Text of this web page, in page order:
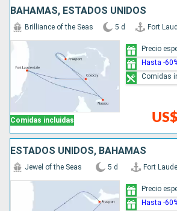
BAHAMAS, ESTADOS UNIDOS
Comidas incluidas
Brilliance of the Seas 5 d Fort
Precio
Hasta -
Comidas
ESTADOS UNIDOS, BAHAMAS
Jewel of the Seas 5 d Fort
Precio
Hasta -